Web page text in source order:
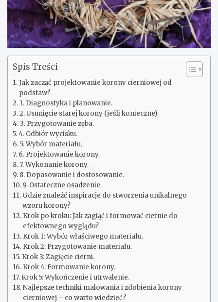
Spis Treści
Jak zacząć projektowanie korony cierniowej od
podstaw?
1. Diagnostyka i planowanie.
2. Usunięcie starej korony (jeśli konieczne).
3. Przygotowanie zęba.
4. Odbiór wycisku.
5. Wybór materiału.
6. Projektowanie korony.
7. Wykonanie korony.
8. Dopasowanie i dostosowanie.
9. Ostateczne osadzenie.
Gdzie znaleźć inspiracje do stworzenia unikalnego
wzoru korony?
Krok po kroku: Jak zagiąć i formować ciernie do
efektownego wyglądu?
Krok 1: Wybór właściwego materiału.
Krok 2: Przygotowanie materiału.
Krok 3: Zagięcie cierni.
Krok 4: Formowanie korony.
Krok 5: Wykończenie i utrwalenie.
Najlepsze techniki malowania i zdobienia korony
cierniowej – co warto wiedzieć?